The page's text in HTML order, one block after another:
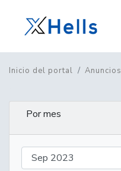
Inicio del portal Anuncios
Por mes